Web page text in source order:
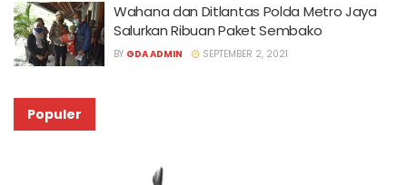
Wahana dan Ditlantas Polda Metro Jaya
Salurkan Ribuan Paket Sembako
BY GDA ADMIN SEPTEMBER 2, 2021
Populer